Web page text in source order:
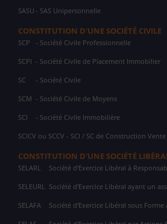
SASU - SAS Unipersonnelle
CONSTITUTION D'UNE SOCIÉTÉ CIVILE
SCP - Société Civile Professionnelle
SCPI - Société Civile de Placement Immobilier
SC - Société Civile
SCM - Société Civile de Moyens
SCI - Société Civile Immobilière
SCICV ou SCCV - SCI / SC de Construction Vente
CONSTITUTION D'UNE SOCIÉTÉ
SELARL Société d'Exercice Libéral à
SELEURL Société d'Exercice Libéral ayant un
SELAFA Société d'Exercice Libéral sous